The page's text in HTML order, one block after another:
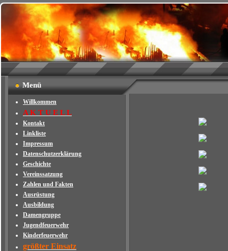
Menü
Willkommen
A K T U E L L
Kontakt
Linkliste
Impressum
Datenschutzerklärung
Geschichte
Vereinssatzung
Zahlen und Fakten
Ausrüstung
Ausbildung
Damengruppe
Jugendfeuerwehr
Kinderfeuerwehr
größter Einsatz